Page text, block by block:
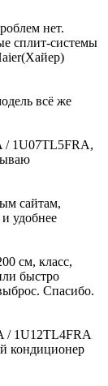
нет.
сплит-системы
всё же
/ 1U07TL5FRA,
сайтам,
удобнее
см, класс,
быстро
Спасибо.
/ 1U12TL4FRA
кондиционер